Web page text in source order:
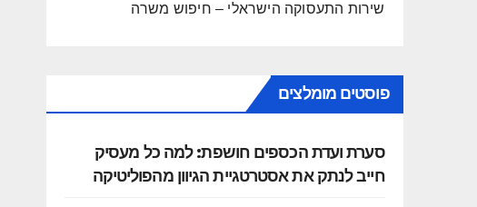
שירות התעסוקה הישראלי – חיפוש משרה
פוסטים מומלצים
סערת ועדת הכספים חושפת: למה כל מעסיק
חייב לנתק את אסטרטגיית הגיוון מהפוליטיקה